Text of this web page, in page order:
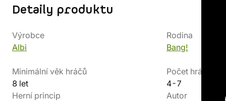
Detaily produktu
Výrobce
Albi
Rodina
Bang!
Minimální věk hráčů
8 let
Počet hráčů
4-7
Herní princip
Autor